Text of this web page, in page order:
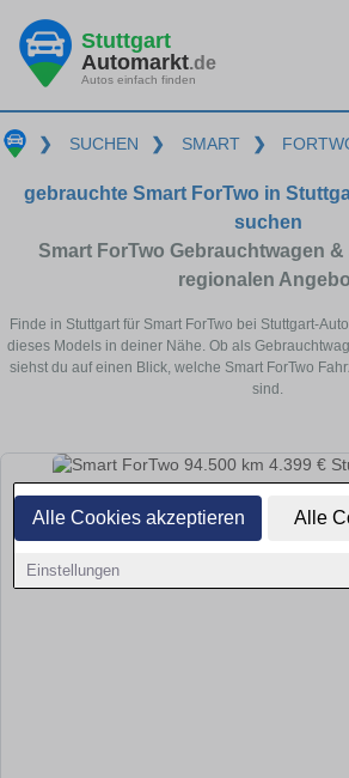
Alle Cookies akzeptieren Alle
Einstellungen
Stuttgart
Automarkt.de
Autos einfach finden
❯ SUCHEN ❯ SMART ❯
gebrauchte Smart ForTwo in
suchen
Smart ForTwo Gebrauchtwagen
regionalen
Finde in Stuttgart für Smart ForTwo bei Stuttgart-
dieses Models in deiner Nähe. Ob als
siehst du auf einen Blick, welche Smart ForTwo
sind.